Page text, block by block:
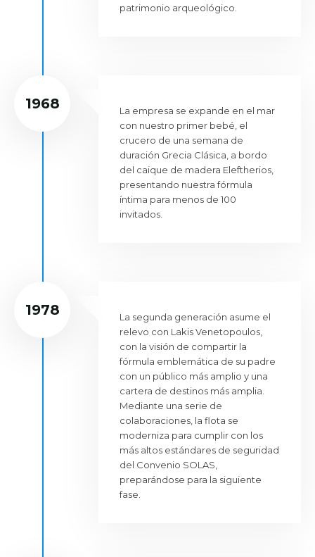
patrimonio arqueológico.
1968
La empresa se expande en el mar
con nuestro primer bebé, el
crucero de una semana de
duración Grecia Clásica, a bordo
del caique de madera Eleftherios,
presentando nuestra fórmula
íntima para menos de 100
invitados.
1978
La segunda generación asume el
relevo con Lakis Venetopoulos,
con la visión de compartir la
fórmula emblemática de su padre
con un público más amplio y una
cartera de destinos más amplia.
Mediante una serie de
colaboraciones, la flota se
moderniza para cumplir con los
más altos estándares de seguridad
del Convenio SOLAS,
preparándose para la siguiente
fase.